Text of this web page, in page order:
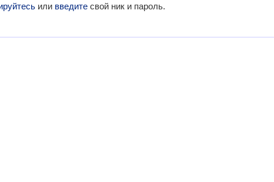
или введитесвой ник и пароль.